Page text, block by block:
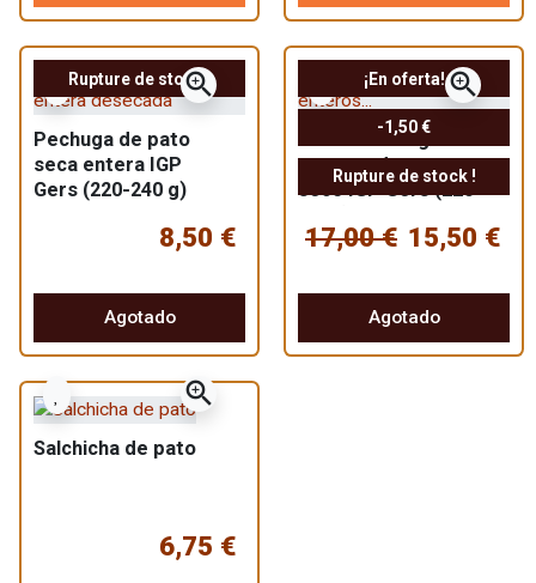
Rupture de stock !
zoom_in
Pechuga de pato
seca entera IGP
Gers (220-240 g)
8,50 €
Agotado
¡En oferta!
-1,50 €
Rupture de stock !
zoom_in
Lote de 2 magrets
enteros de pato
seco IGP Gers (220-
17,00 € 15,50 €
Agotado
zoom_in
Salchicha de pato
6,75 €